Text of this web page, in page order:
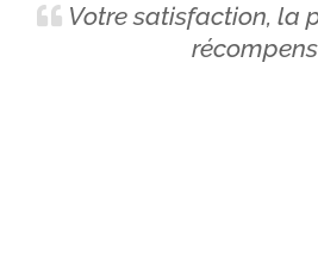
Votre satisfaction, la